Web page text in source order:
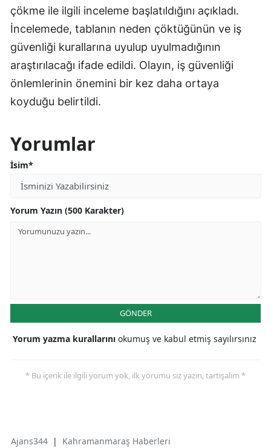
çökme ile ilgili inceleme başlatıldığını açıkladı.
İncelemede, tablanın neden çöktüğünün ve iş
güvenliği kurallarına uyulup uyulmadığının
araştırılacağı ifade edildi. Olayın, iş güvenliği
önlemlerinin önemini bir kez daha ortaya
koyduğu belirtildi.
Yorumlar
İsim*
Yorum Yazın (500 Karakter)
GÖNDER
Yorum yazma kurallarını okumuş ve kabul etmiş sayılırsınız
* Bu içerik ile ilgili yorum yok, ilk yorumu siz yazın, tartışalım *
Ajans344 | Kahramanmaraş Haberleri